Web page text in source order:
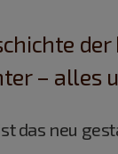
– alles
das neu